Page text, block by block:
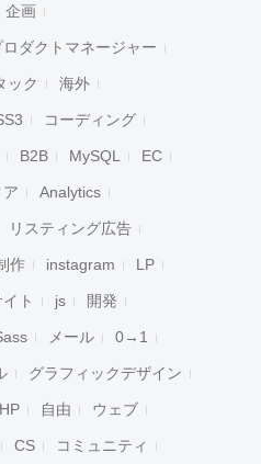
企画
ロダクトマネージャー
ック 海外
コーディング
B2B MySQL EC
Analytics
リスティング広告
作 instagram LP
ト js 開発
メール 0→1
グラフィックデザイン
自由 ウェブ
CS コミュニティ